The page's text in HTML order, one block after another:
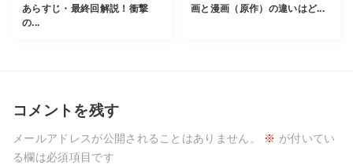
あらすじ・最終回解説！衝撃
の...
画と漫画（原作）の違いはど...
コメントを残す
メールアドレスが公開されることはありません。 ※ が付いてい
る欄は必須項目です